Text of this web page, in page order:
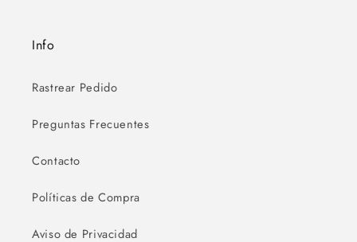
Info
Rastrear Pedido
Preguntas Frecuentes
Contacto
Políticas de Compra
Aviso de Privacidad